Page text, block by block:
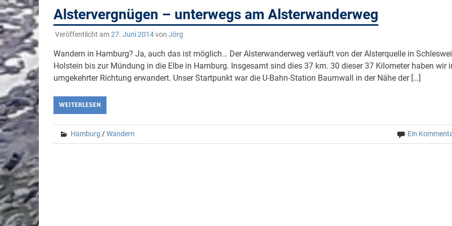
Alstervergnügen – unterwegs am Alsterwanderweg
Veröffentlicht am27. Juni 2014von Jörg
Wandern in Hamburg? Ja, auch das ist möglich… Der Alsterwanderweg verläuft von der Alsterquelle in
Holstein bis zur Mündung in die Elbe in Hamburg. Insgesamt sind dies 37 km. 30 dieser 37 Kilometer haben wir
umgekehrter Richtung erwandert. Unser Startpunkt war die U-Bahn-Station Baumwall in der Nähe der […]
WEITERLESEN
Hamburg /Wandern Ein